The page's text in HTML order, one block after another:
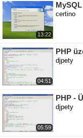
13:22
certino
04:51
PHP
djpety
05:59
PHP -
djpety